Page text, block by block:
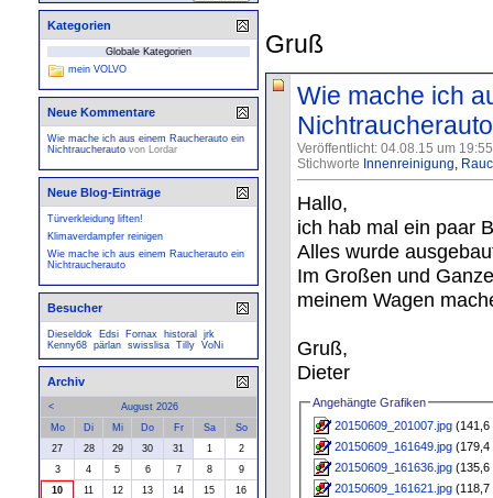
Gruß
Wie mache ich
Nichtraucherauto
Veröffentlicht: 04.08.15 um
Stichworte Innenreinigung,
Hallo,
ich hab mal ein paar
Alles wurde
Im Großen und
meinem Wagen
Gruß,
Dieter
Angehängte Grafiken
20150609_201007.jpg (141,6
20150609_161649.jpg (179,4
20150609_161636.jpg (135,6
20150609_161621.jpg (118,7
Kategorien
Globale Kategorien
mein VOLVO
Neue Kommentare
Wie mache ich aus einem Raucherauto ein
Nichtraucherauto von Lordar
Neue Blog-Einträge
Türverkleidung liften!
Klimaverdampfer reinigen
Wie mache ich aus einem Raucherauto ein
Nichtraucherauto
Besucher
Dieseldok Edsi Fornax historal
jrk
Kenny68 pärlan swisslisa Tilly VoNi
Archiv
<
August 2026
Mo
Di Mi Do Fr Sa
So
27
28 29 30 31 1
2
3
4 5 6 7 8
9
10
11 12 13 14 15
16